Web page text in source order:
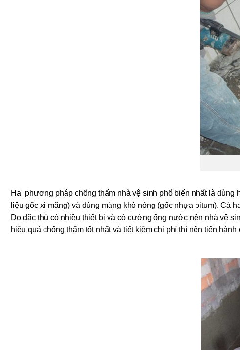
Hai phương pháp chống thấm nhà vệ sinh phổ biến nhất là
liệu gốc xi măng) và dùng màng khò nóng (gốc nhựa bitum). Cả
Do đặc thù có nhiều thiết bị và có đường ống nước nên nhà vệ
hiệu quả chống thấm tốt nhất và tiết kiệm chi phí thì nên tiến